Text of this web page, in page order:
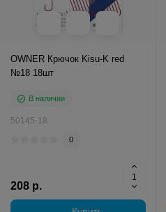
OWNER Крючок Kisu-K red
№18 18шт
В наличии
50145-18
0
208 р.